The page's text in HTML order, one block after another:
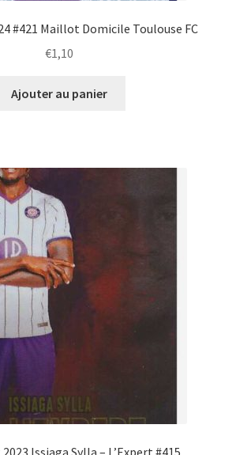
#421 Maillot Domicile Toulouse FC
€1,10
Ajouter au panier
Issiaga Sylla – L’Expert #415